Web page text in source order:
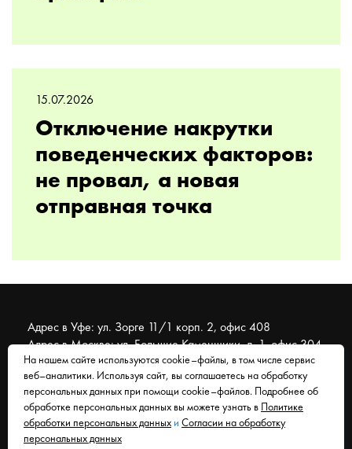
15.07.2026
Отключение накрутки
поведенческих факторов:
не провал, а новая
отправная точка
Адрес в Уфе: ул. Зорге 11/1 корп. 2, офис 408
Адрес в Москве: ул. Большие Каменщики, д. 1, офис 304
© 2007 - 2026 Муравейник. SEO-продвижение, реклама,
сайты. Находимся в Уфе, работаем со всем миром.
Согласие на обработку персональных данных
На нашем сайте используются cookie–файлы, в том числе сервис
веб–аналитики. Используя сайт, вы соглашаетесь на обработку
персональных данных при помощи cookie–файлов. Подробнее об
обработке персональных данных вы можете узнать в
Политике
обработки персональных данных и Согласии на обработку
персональных данных